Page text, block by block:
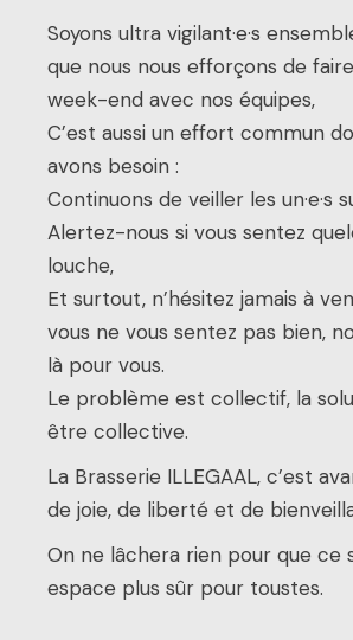
Soyons ultra vigilant·e·s
que nous nous efforçons de
week-end avec nos équipes,
C’est aussi un effort commun
avons besoin :
Continuons de veiller les un·e·s
Alertez-nous si vous sentez
louche,
Et surtout, n’hésitez jamais à
vous ne vous sentez pas bien,
là pour vous.
Le problème est collectif, la
être collective.
La Brasserie ILLEGAAL, c’est
de joie, de liberté et de
On ne lâchera rien pour que ce
espace plus sûr pour toustes.